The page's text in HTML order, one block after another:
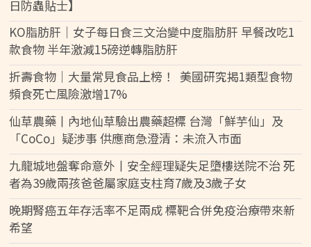
日防蟲貼士】
KO脂肪肝｜女子每日食三文治變中度脂肪肝 早餐改吃1
款食物 半年激減15磅逆轉脂肪肝
折壽食物｜大量常見食品上榜！ 美國研究揭1類型食物
頻食死亡風險激增17%
仙草農藥丨內地仙草驗出農藥超標 台灣「鮮芋仙」及
「CoCo」疑涉事 供應商急澄清：未流入市面
九龍城地盤奪命意外丨安全經理疑失足墮樓送院不治 死
者為39歲兩孩爸爸屬家庭支柱育7歲及3歲子女
晚期腎癌五年存活率不足兩成 標靶合併免疫治療帶來新
希望